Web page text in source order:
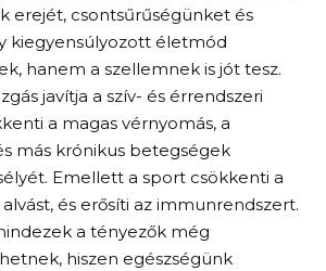
erejét, csontsűrűségünket és
kiegyensúlyozott életmód
hanem a szellemnek is jót tesz.
javítja a szív- és érrendszeri
a magas vérnyomás, a
más krónikus betegségek
Emellett a sport csökkenti a
alvást, és erősíti az immunrendszert.
a tényezők még
hiszen egészségünk